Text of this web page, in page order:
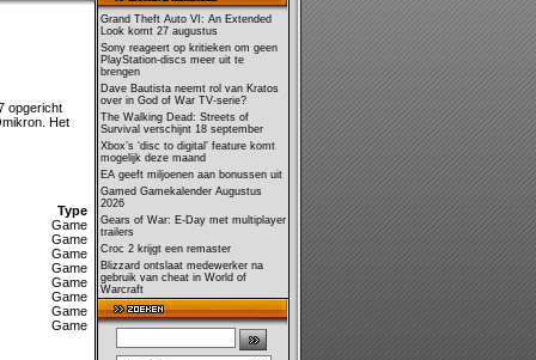
opgericht
Het
Type
Game
Game
Game
Game
Game
Game
Game
Game
Grand Theft Auto VI: An Extended
Look komt 27 augustus
Sony reageert op kritieken om geen
PlayStation-discs meer uit te
brengen
Dave Bautista neemt rol van Kratos
over in God of War TV-serie?
The Walking Dead: Streets of
Survival verschijnt 18 september
Xbox’s ‘disc to digital’ feature komt
mogelijk deze maand
EA geeft miljoenen aan bonussen uit
Gamed Gamekalender Augustus
2026
Gears of War: E-Day met multiplayer
trailers
Croc 2 krijgt een remaster
Blizzard ontslaat medewerker na
gebruik van cheat in World of
Warcraft